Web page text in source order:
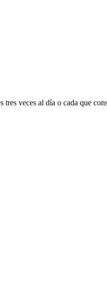
veces al día o cada que